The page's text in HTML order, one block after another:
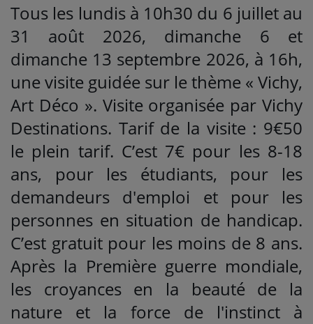
Tous les lundis à 10h30 du 6 juillet au
31 août 2026, dimanche 6 et
dimanche 13 septembre 2026, à 16h,
une visite guidée sur le thème « Vichy,
Art Déco ». Visite organisée par Vichy
Destinations. Tarif de la visite : 9€50
le plein tarif. C’est 7€ pour les 8-18
ans, pour les étudiants, pour les
demandeurs d'emploi et pour les
personnes en situation de handicap.
C’est gratuit pour les moins de 8 ans.
Après la Première guerre mondiale,
les croyances en la beauté de la
nature et la force de l'instinct à